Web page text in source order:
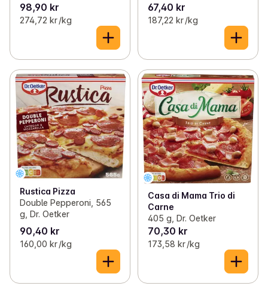
98,90 kr
274,72 kr /kg
67,40 kr
187,22 kr /kg
Rustica Pizza
Double Pepperoni, 565
g, Dr. Oetker
90,40 kr
160,00 kr /kg
Casa di Mama Trio di
Carne
405 g, Dr. Oetker
70,30 kr
173,58 kr /kg